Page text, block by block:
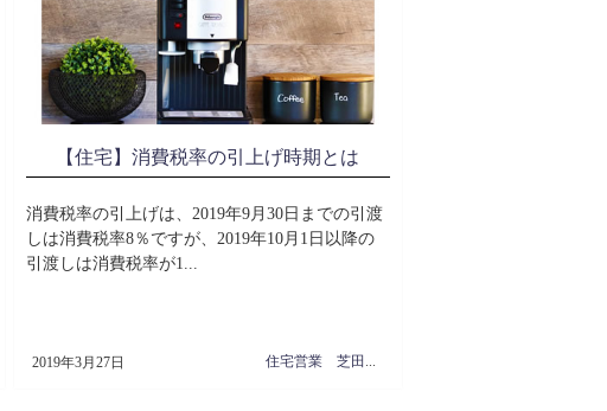
【住宅】消費税率の引上げ時期とは
消費税率の引上げは、2019年9月30日までの引渡
しは消費税率8％ですが、2019年10月1日以降の
引渡しは消費税率が1...
2019年3月27日